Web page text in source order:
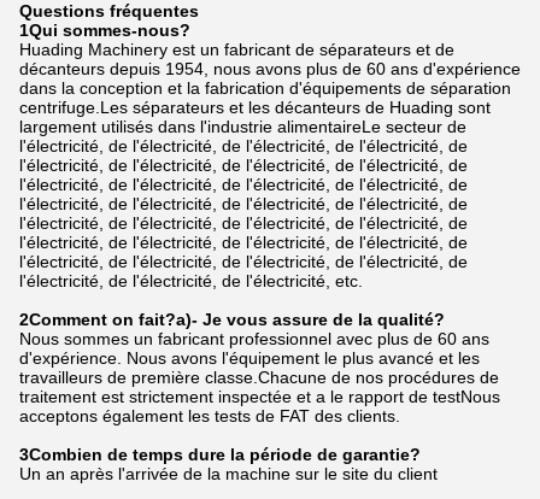
Questions fréquentes
1Qui sommes-nous?
Huading Machinery est un fabricant de séparateurs et de
décanteurs depuis 1954, nous avons plus de 60 ans d'expérience
dans la conception et la fabrication d'équipements de séparation
centrifuge.Les séparateurs et les décanteurs de Huading sont
largement utilisés dans l'industrie alimentaireLe secteur de
l'électricité, de l'électricité, de l'électricité, de l'électricité, de
l'électricité, de l'électricité, de l'électricité, de l'électricité, de
l'électricité, de l'électricité, de l'électricité, de l'électricité, de
l'électricité, de l'électricité, de l'électricité, de l'électricité, de
l'électricité, de l'électricité, de l'électricité, de l'électricité, de
l'électricité, de l'électricité, de l'électricité, de l'électricité, de
l'électricité, de l'électricité, de l'électricité, de l'électricité, de
l'électricité, de l'électricité, de l'électricité, etc.
2Comment on fait?a)- Je vous assure de la qualité?
Nous sommes un fabricant professionnel avec plus de 60 ans
d'expérience. Nous avons l'équipement le plus avancé et les
travailleurs de première classe.Chacune de nos procédures de
traitement est strictement inspectée et a le rapport de testNous
acceptons également les tests de FAT des clients.
3Combien de temps dure la période de garantie?
Un an après l'arrivée de la machine sur le site du client